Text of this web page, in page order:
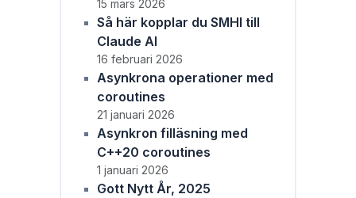
15 mars 2026
Så här kopplar du SMHI till
Claude AI
16 februari 2026
Asynkrona operationer med
coroutines
21 januari 2026
Asynkron filläsning med
C++20 coroutines
1 januari 2026
Gott Nytt År, 2025